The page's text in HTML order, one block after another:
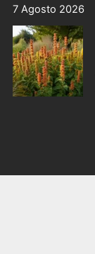
7 Agosto 2026